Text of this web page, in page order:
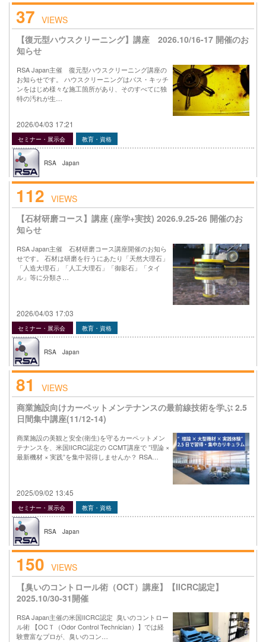
37 VIEWS
【復元型ハウスクリーニング】講座 2026.10/16-17 開催のお
知らせ
RSA Japan主催 復元型ハウスクリーニング講座の
お知らせです。 ハウスクリーニングはバス・キッチ
ンをはじめ様々な施工箇所があり、そのすべてに独
特の汚れが生…
2026/04/03 17:21
セミナー・展示会 教育・資格
RSA Japan
112 VIEWS
【石材研磨コース】講座 (座学+実技) 2026.9.25-26 開催のお
知らせ
RSA Japan主催 石材研磨コース講座開催のお知ら
せです。 石材は研磨を行うにあたり「天然大理石」
「人造大理石」「人工大理石」「御影石」「タイ
ル」等に分類さ…
2026/04/03 17:03
セミナー・展示会 教育・資格
RSA Japan
81
VIEWS
商業施設向けカーペットメンテナンスの最前線技術を学ぶ 2.5
日間集中講座(11/12-14)
商業施設の美観と安全(衛生)を守るカーペットメン
テナンスを、米国IICRC認定の CCMT講座で ”理論 ×
最新機材 × 実践”を集中習得しませんか？ RSA…
2025/09/02 13:45
セミナー・展示会 教育・資格
RSA Japan
150 VIEWS
【臭いのコントロール術（OCT）講座】【IICRC認定】
2025.10/30-31開催
RSA Japan主催の米国IICRC認定 臭いのコントロー
ル術 【OCＴ（Odor Control Technician）】では経
験豊富なプロが、臭いのコン…